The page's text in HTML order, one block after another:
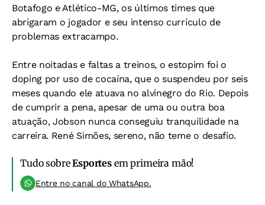
Botafogo e Atlético-MG, os últimos times que
abrigaram o jogador e seu intenso currículo de
problemas extracampo.
Entre noitadas e faltas a treinos, o estopim foi o
doping por uso de cocaína, que o suspendeu por seis
meses quando ele atuava no alvinegro do Rio. Depois
de cumprir a pena, apesar de uma ou outra boa
atuação, Jobson nunca conseguiu tranquilidade na
carreira. René Simões, sereno, não teme o desafio.
Tudo sobreEsportesem primeira mão!
Entre no canal do WhatsApp.